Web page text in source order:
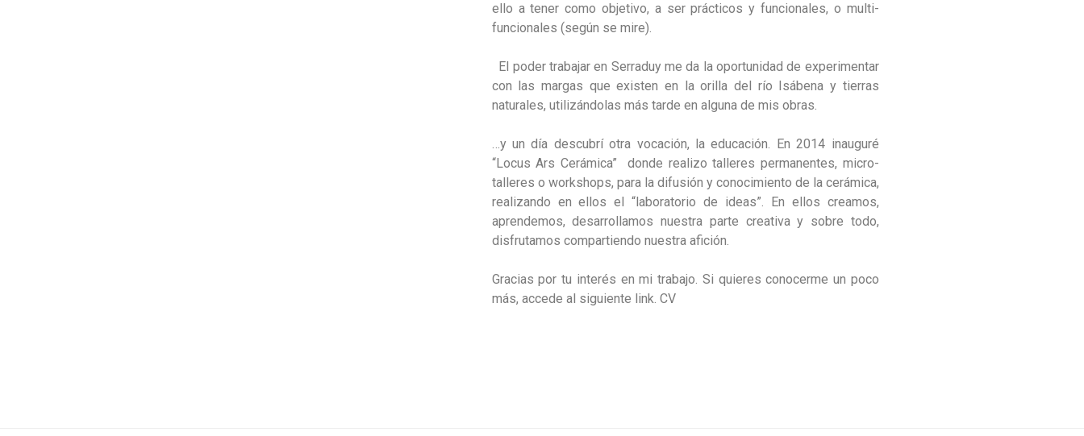
ello a tener como objetivo, a ser prácticos y funcionales, o multi-
funcionales (según se mire).
El poder trabajar en Serraduy me da la oportunidad de experimentar
con las margas que existen en la orilla del río Isábena y tierras
naturales, utilizándolas más tarde en alguna de mis obras.
…y un día descubrí otra vocación, la educación. En 2014 inauguré
“Locus Ars Cerámica” donde realizo talleres permanentes, micro-
talleres o workshops, para la difusión y conocimiento de la cerámica,
realizando en ellos el “laboratorio de ideas”. En ellos creamos,
aprendemos, desarrollamos nuestra parte creativa y sobre todo,
disfrutamos compartiendo nuestra afición.
Gracias por tu interés en mi trabajo. Si quieres conocerme un poco
más, accede al siguiente link. CV